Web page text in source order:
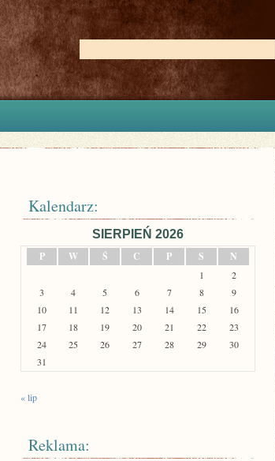
Kalendarz:
SIERPIEŃ 2026
P
W Ś C P S N
1
2
3
4 5 6 7 8
9
10
11 12 13 14 15
16
17
18 19 20 21 22
23
24
25 26 27 28 29
30
31
« lip
Reklama: